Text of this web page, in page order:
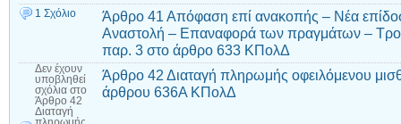
1 Σχόλιο
Άρθρο 41 Απόφαση επί ανακοπής – Νέα
Αναστολή – Επαναφορά των πραγμάτων –
παρ. 3 στο άρθρο 633 ΚΠολΔ
Δεν έχουν
υποβληθεί
σχόλια στο
Άρθρο 42
Διαταγή
Άρθρο 42 Διαταγή πληρωμής οφειλόμενου
άρθρου 636Α ΚΠολΔ